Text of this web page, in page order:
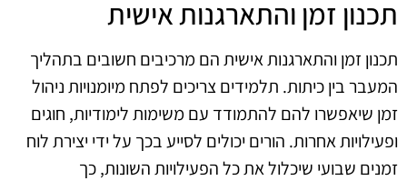
תכנון זמן והתארגנות אישית
תכנון זמן והתארגנות אישית הם מרכיבים חשובים בתהליך
המעבר בין כיתות. תלמידים צריכים לפתח מיומנויות ניהול
זמן שיאפשרו להם להתמודד עם משימות לימודיות, חוגים
ופעילויות אחרות. הורים יכולים לסייע בכך על ידי יצירת לוח
זמנים שבועי שיכלול את כל הפעילויות השונות, כך